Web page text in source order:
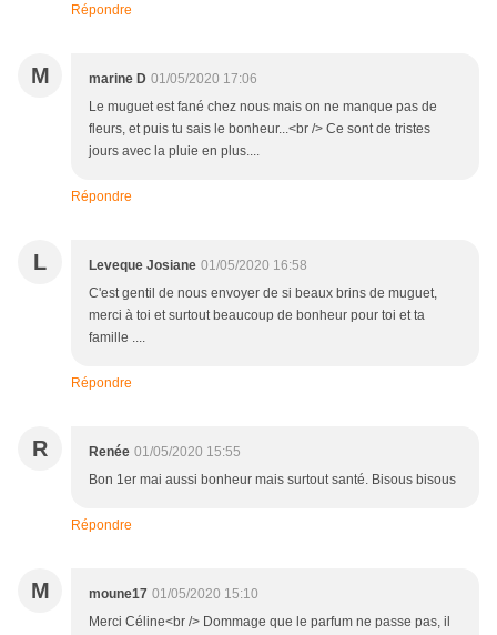
Répondre
M marine D 01/05/2020 17:06
Le muguet est fané chez nous mais on ne manque pas de
fleurs, et puis tu sais le bonheur...<br /> Ce sont de tristes
jours avec la pluie en plus....
Répondre
L Leveque Josiane 01/05/2020 16:58
C'est gentil de nous envoyer de si beaux brins de muguet,
merci à toi et surtout beaucoup de bonheur pour toi et ta
famille ....
Répondre
R Renée 01/05/2020 15:55
Bon 1er mai aussi bonheur mais surtout santé. Bisous bisous
Répondre
M moune17 01/05/2020 15:10
Merci Céline<br /> Dommage que le parfum ne passe pas, il